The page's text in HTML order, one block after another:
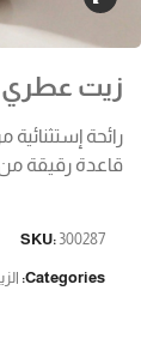
زيت عطري
رائحة
قاعدة رقيقة من
SKU: 300287
Categories: